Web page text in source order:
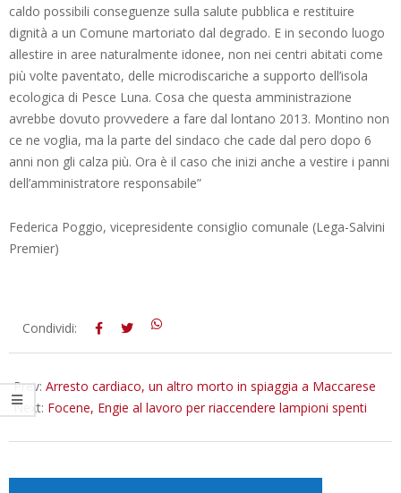
caldo possibili conseguenze sulla salute pubblica e restituire
dignità a un Comune martoriato dal degrado. E in secondo luogo
allestire in aree naturalmente idonee, non nei centri abitati come
più volte paventato, delle microdiscariche a supporto dell’isola
ecologica di Pesce Luna. Cosa che questa amministrazione
avrebbe dovuto provvedere a fare dal lontano 2013. Montino non
ce ne voglia, ma la parte del sindaco che cade dal pero dopo 6
anni non gli calza più. Ora è il caso che inizi anche a vestire i panni
dell’amministratore responsabile”
Federica Poggio, vicepresidente consiglio comunale (Lega-Salvini
Premier)
2019-
Condividi:
Prev: Arresto cardiaco, un altro morto in spiaggia a Maccarese
Next: Focene, Engie al lavoro per riaccendere lampioni spenti